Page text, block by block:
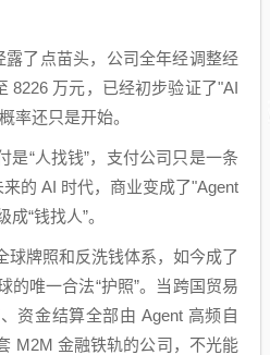
露了点苗头，公司全年经调整经
8226 万元，已经初步验证了"AI
率还只是开始。
是“人找钱”，支付公司只是一条
的 AI 时代，商业变成了"Agent
“钱找人”。
球牌照和反洗钱体系，如今成了
的唯一合法“护照”。当跨国贸易
资金结算全部由 Agent 高频自
M2M 金融铁轨的公司，不光能